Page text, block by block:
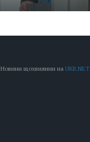
Новини щохвилини наUKR.NET